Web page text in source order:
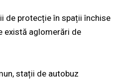
de protecție în spații închise
există aglomerări de
stații de autobuz